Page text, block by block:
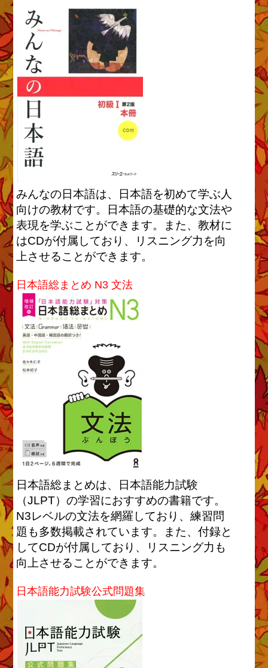
みんなの日本語は、日本語を初めて学ぶ人
向けの教材です。日本語の基礎的な文法や
表現を学ぶことができます。また、教材に
はCDが付属しており、リスニング力を向
上させることができます。
日本語総まとめ N3 文法
日本語総まとめは、日本語能力試験
（JLPT）の学習におすすめの書籍です。
N3レベルの文法を網羅しており、練習問
題も多数掲載されています。また、付録と
してCDが付属しており、リスニング力も
向上させることができます。
日本語能力試験公式問題集